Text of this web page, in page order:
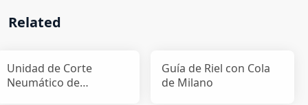
Related
Unidad de Corte
Neumático de
Guía de Riel con Cola
de Milano